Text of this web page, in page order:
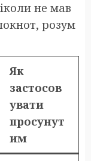
не мав
розум
Як
застосов
увати
просунут
им